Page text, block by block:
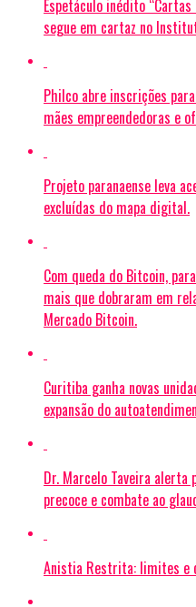
Espetáculo inédito “Cartas
segue em cartaz no
Philco abre inscrições
mães empreendedoras e
Projeto paranaense leva
excluídas do mapa digital.
Com queda do Bitcoin,
mais que dobraram em
Mercado Bitcoin.
Curitiba ganha novas
expansão do
Dr. Marcelo Taveira
precoce e combate ao
Anistia Restrita: limites